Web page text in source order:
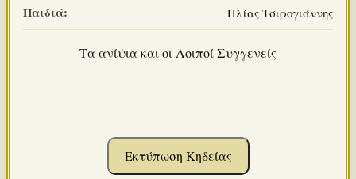
Παιδιά: Ηλίας Τσιρογιάννης
Τα ανίψια και οι Λοιποί Συγγενείς
Εκτύπωση Κηδείας